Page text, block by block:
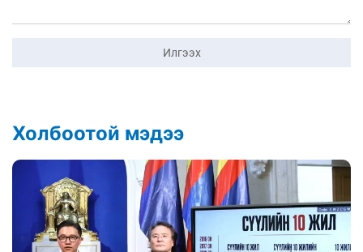
Илгээх
Холбоотой мэдээ